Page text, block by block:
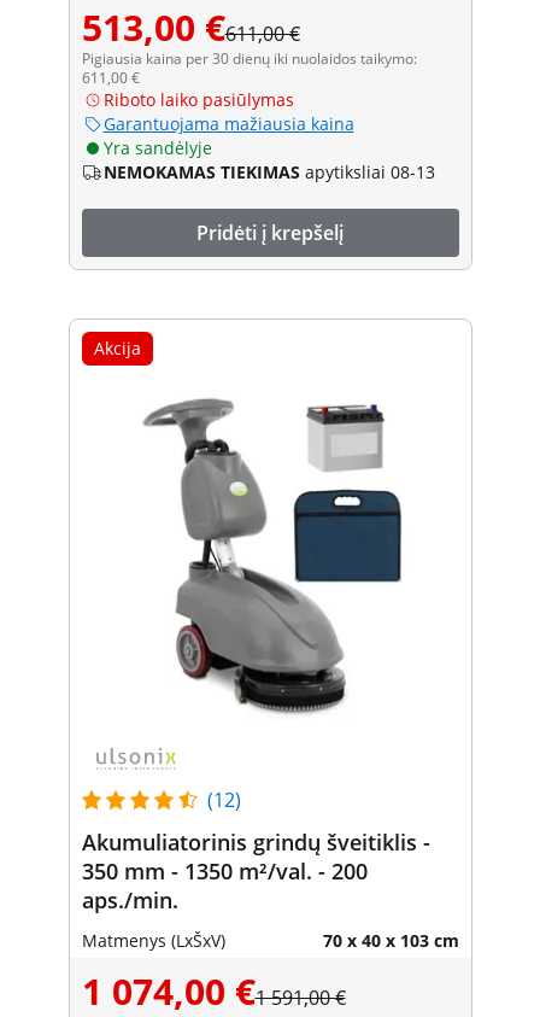
513,00 €611,00 €
Pigiausia kaina per 30 dienų iki nuolaidos taikymo:
611,00 €
Riboto laiko pasiūlymas
Garantuojama mažiausia kaina
Yra sandėlyje
NEMOKAMAS TIEKIMAS apytiksliai 08-13
Pridėti į krepšelį
Akcija
(12)
Akumuliatorinis grindų šveitiklis -
350 mm - 1350 m²/val. - 200
aps./min.
Matmenys (LxŠxV) 70 x 40 x 103 cm
1 074,00 €1 591,00 €